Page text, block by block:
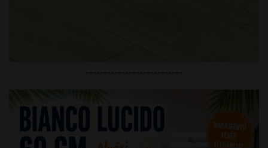
---------------------------